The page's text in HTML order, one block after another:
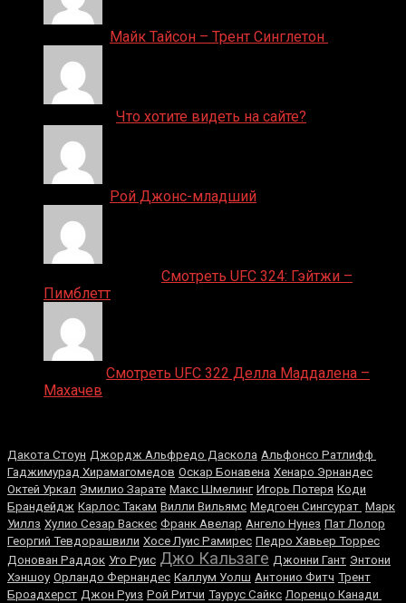
Майк Тайсон – Трент Синглетон
Что хотите видеть на сайте?
Рой Джонс-младший
Смотреть UFC 324: Гэйтжи –
Пимблетт
Смотреть UFC 322 Делла Маддалена –
Махачев
Дакота Стоун Джордж Альфредо Даскола Альфонсо Ратлифф
Гаджимурад Хирамагомедов Оскар Бонавена Хенаро Эрнандес
Октей Уркал Эмилио Зарате Макс Шмелинг Игорь Потеря Коди
Брандейдж Карлос Такам Вилли Вильямс Медгоен Сингсурат Марк
Уиллз Хулио Сезар Васкес Франк Авелар Ангело Нунез Пат Лолор
Георгий Тевдорашвили Хосе Луис Рамирес Педро Хавьер Торрес
Донован Раддок Уго Руис Джо Кальзаге Джонни Гант Энтони
Хэншоу Орландо Фернандес Каллум Уолш Антонио Фитч Трент
Броадхерст Джон Руиз Рой Ритчи Таурус Сайкс Лоренцо Канади